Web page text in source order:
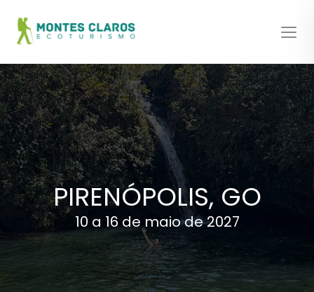
PIRENÓPOLIS, GO
10 a 16 de maio de 2027